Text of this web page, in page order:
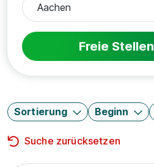
Freie
Sortierung Beginn
Suche zurücksetzen